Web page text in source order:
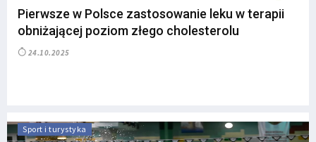
Pierwsze w Polsce zastosowanie leku w terapii
obniżającej poziom złego cholesterolu
24.10.2025
Sport i turystyka